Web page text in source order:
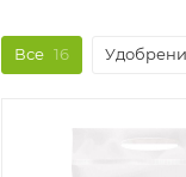
Все 16